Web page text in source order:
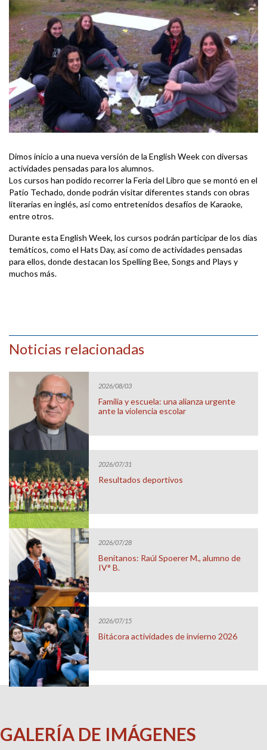
Dimos inicio a una nueva versión de la English Week con diversas
actividades pensadas para los alumnos.
Los cursos han podido recorrer la Feria del Libro que se montó en el
Patio Techado, donde podrán visitar diferentes stands con obras
literarias en inglés, así como entretenidos desafíos de Karaoke,
entre otros.
Durante esta English Week, los cursos podrán participar de los días
temáticos, como el Hats Day, así como de actividades pensadas
para ellos, donde destacan los Spelling Bee, Songs and Plays y
muchos más.
Noticias relacionadas
2026/08/03
Familia y escuela: una alianza urgente
ante la violencia escolar
2026/07/31
Resultados deportivos
2026/07/28
Benitanos: Raúl Spoerer M., alumno de
IV° B.
2026/07/15
Bitácora actividades de invierno 2026
GALERÍA DE IMÁGENES